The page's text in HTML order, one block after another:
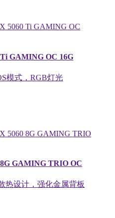
GAMING OC 16G
模式，RGB灯光
GAMING TRIO OC
热设计，强化金属背板